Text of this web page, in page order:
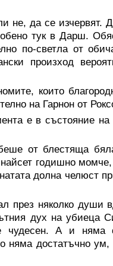
не, да се изчервят.
тук в Дарш.
по-светла от
произход
които
на Гарнон от
е в състояние
от блестяща
годишно
долна челюст
през няколко души
дух на убиеца
чудесен. А и няма
няма достатъчно